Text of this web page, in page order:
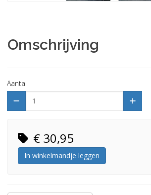
Omschrijving
Aantal
€ 30,95
In winkelmandje leggen